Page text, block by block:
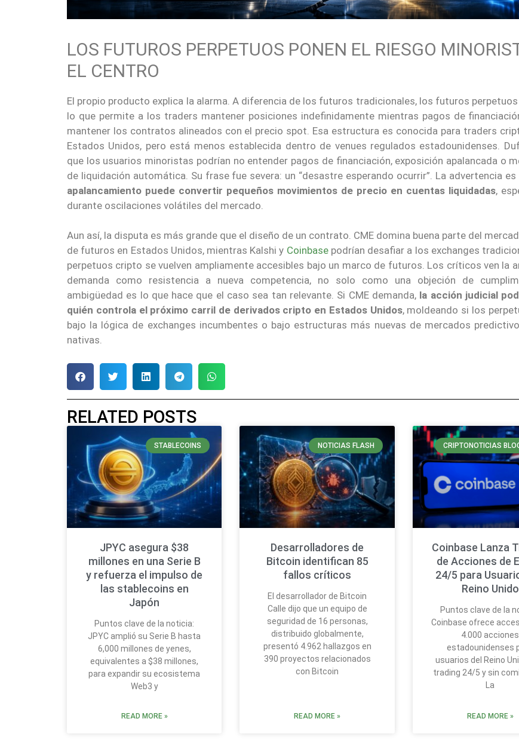
LOS FUTUROS PERPETUOS PONEN EL RIESGO
EL CENTRO
El propio producto explica la alarma. A diferencia de los futuros tradicionales, los futuros perpetuos
lo que permite a los traders mantener posiciones indefinidamente mientras pagos de
mantener los contratos alineados con el precio spot. Esa estructura es conocida para traders
Estados Unidos, pero está menos establecida dentro de venues regulados estadounidenses.
que los usuarios minoristas podrían no entender pagos de financiación, exposición apalancada o
de liquidación automática. Su frase fue severa: un “desastre esperando ocurrir”. La advertencia es
apalancamiento puede convertir pequeños movimientos de precio en cuentas liquidadas,
durante oscilaciones volátiles del mercado.
Aun así, la disputa es más grande que el diseño de un contrato. CME domina buena parte del
de futuros en Estados Unidos, mientras Kalshi y Coinbasepodrían desafiar a los exchanges
perpetuos cripto se vuelven ampliamente accesibles bajo un marco de futuros. Los críticos ven la
demanda como resistencia a nueva competencia, no solo como una objeción de
ambigüedad es lo que hace que el caso sea tan relevante. Si CME demanda, la acción judicial
quién controla el próximo carril de derivados cripto en Estados Unidos, moldeando si los
bajo la lógica de exchanges incumbentes o bajo estructuras más nuevas de mercados
nativas.
RELATED POSTS
STABLECOINS
JPYC asegura $38
millones en una Serie B
y refuerza el impulso de
las stablecoins en
Japón
Puntos clave de la noticia:
JPYC amplió su Serie B hasta
6,000 millones de yenes,
equivalentes a $38 millones,
para expandir su ecosistema
Web3 y
READ MORE »
NOTICIAS FLASH
Desarrolladores de
Bitcoin identifican 85
fallos críticos
El desarrollador de Bitcoin
Calle dijo que un equipo de
seguridad de 16 personas,
distribuido globalmente,
presentó 4.962 hallazgos en
390 proyectos relacionados
con Bitcoin
READ MORE »
CRIPTONOTICIAS
Coinbase Lanza
de Acciones de
24/5 para
Reino Unido
Puntos clave de la
Coinbase ofrece
4.000 acciones
estadounidenses
usuarios del Reino
trading 24/5 y sin
La
READ MORE »